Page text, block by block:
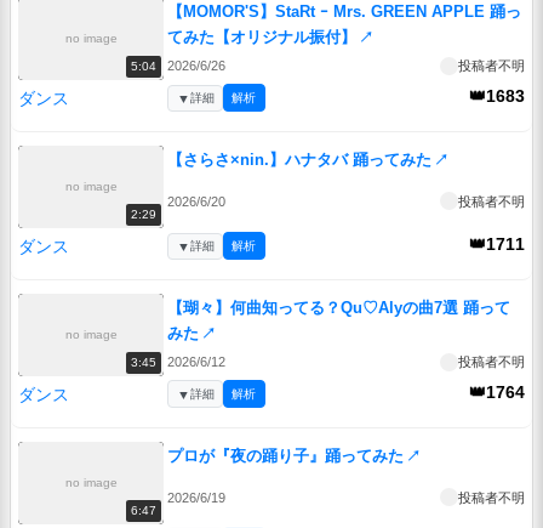
no image
5:04
【MOMOR'S】StaRt ｰ Mrs. GREEN APPLE 踊っ
てみた【オリジナル振付】
↗
2026/6/26 投稿者不明
ダンス 👑1683
▼詳細 解析
no image
2:29
【さらさ×nin.】ハナタバ 踊ってみた ↗
2026/6/20 投稿者不明
ダンス 👑1711
▼詳細 解析
no image
3:45
【瑚々】何曲知ってる？Qu♡Alyの曲7選 踊って
みた ↗
2026/6/12 投稿者不明
ダンス 👑1764
▼詳細 解析
no image
6:47
プロが『夜の踊り子』踊ってみた ↗
2026/6/19 投稿者不明